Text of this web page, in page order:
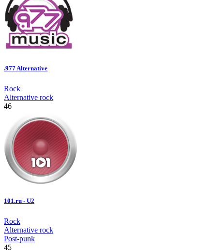
.977 Alternative
Rock
Alternative rock
46
101.ru - U2
Rock
Alternative rock
Post-punk
45